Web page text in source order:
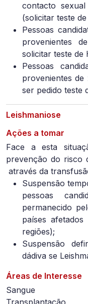
contacto
(solicitar teste
Pessoas
provenientes
solicitar teste de
Pessoas
provenientes de
ser pedido teste
Leishmaniose
Ações a tomar
Face a esta
prevenção do risco
através da
Suspensão
pessoas
permanecido
países
regiões);
Suspensão
dádiva se
Áreas de Interesse
Sangue
Transplantação